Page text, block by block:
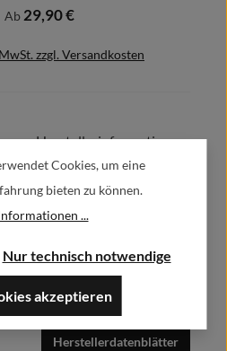
Regulärer Preis:
Ab 29,90 €
zzgl. Versandkosten
Details
Herstellerinformationen:
Alfa GmbH / Alfashirt
Weisweilerstr.20-22
Herstellerdatenblätter
Cookies, um eine
bieten zu können.
...
Nur technisch notwendige
akzeptieren